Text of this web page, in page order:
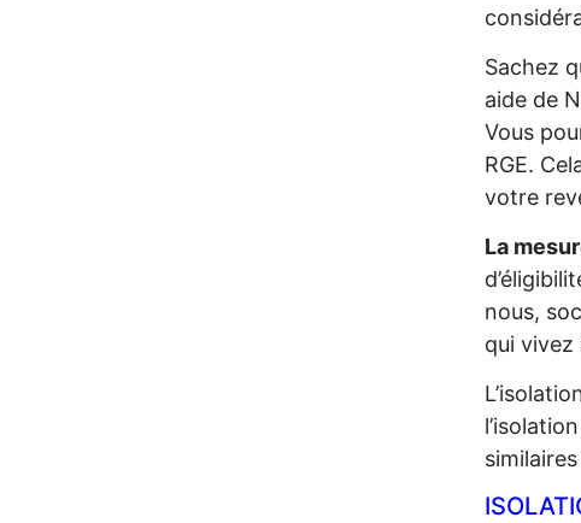
Sachez
aide de
Vous
RGE.
votre
La
nous,
qui vivez